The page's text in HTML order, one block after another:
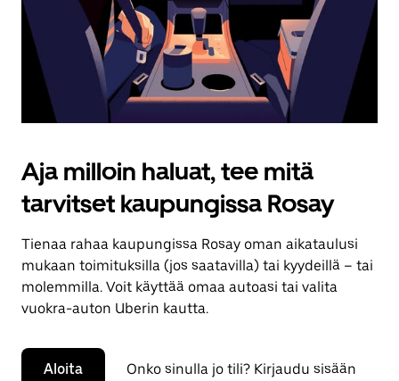
Aja milloin haluat, tee mitä
tarvitset kaupungissa Rosay
Tienaa rahaa kaupungissa Rosay oman aikataulusi
mukaan toimituksilla (jos saatavilla) tai kyydeillä – tai
molemmilla. Voit käyttää omaa autoasi tai valita
vuokra-auton Uberin kautta.
Aloita Onko sinulla jo tili? Kirjaudu sisään